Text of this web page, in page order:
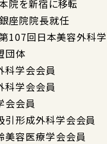
を新宿に移転
座院院長就任
回日本美容外科
団体
科学会会員
科学会会員
会会員
引形成外科学会会員
美容医療学会会員